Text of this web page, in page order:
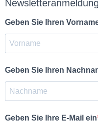
Newsletteranmeldung
Geben Sie Ihren
Geben Sie Ihren
Geben Sie Ihre E-Mail ein